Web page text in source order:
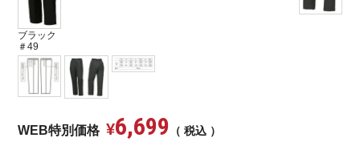
ブラック
＃49
WEB特別価格 ¥6,699 税込